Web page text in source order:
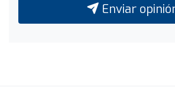
Enviar